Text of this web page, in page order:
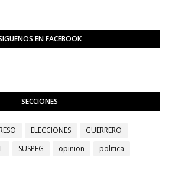
EN FACEBOOK
SECCIONES
ELECCIONES
GUERRERO
SUSPEG opinion
politica